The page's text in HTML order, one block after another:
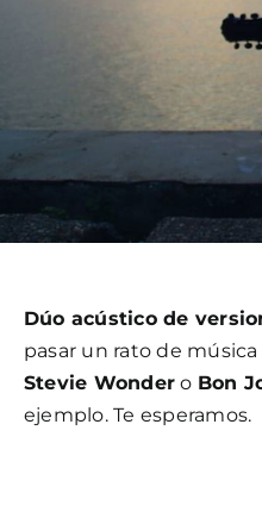
Dúo acústico de
pasar un rato de
Stevie Wonder o Bon
ejemplo. Te esperamos.